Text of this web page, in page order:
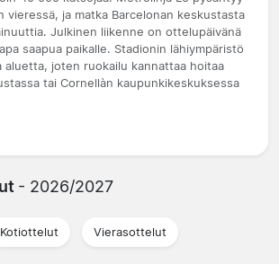
vieressä, ja matka Barcelonan keskustasta
Julkinen liikenne on ottelupäivänä
saapua paikalle. Stadionin lähiympäristö
aluetta, joten ruokailu kannattaa hoitaa
tai Cornellàn kaupunkikeskuksessa
- 2026/2027
Kotiottelut Vierasottelut